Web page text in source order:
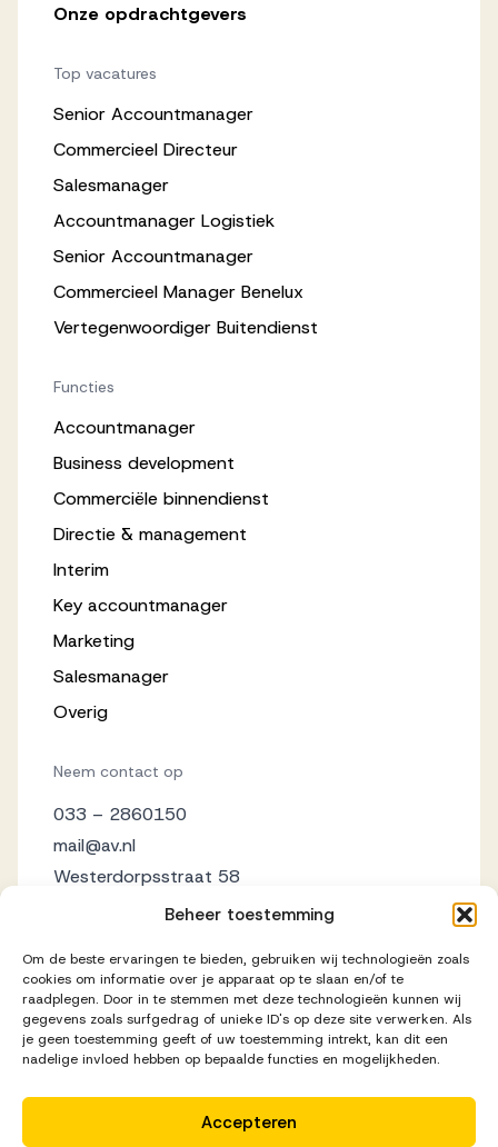
Beheer toestemming
Om de beste ervaringen te bieden, gebruiken wij technologieën zoals
cookies om informatie over je apparaat op te slaan en/of te
raadplegen. Door in te stemmen met deze technologieën kunnen wij
gegevens zoals surfgedrag of unieke ID's op deze site verwerken. Als
je geen toestemming geeft of uw toestemming intrekt, kan dit een
nadelige invloed hebben op bepaalde functies en mogelijkheden.
Accepteren
Onze opdrachtgevers
Top vacatures
Senior Accountmanager
Commercieel Directeur
Salesmanager
Accountmanager Logistiek
Senior Accountmanager
Commercieel Manager Benelux
Vertegenwoordiger Buitendienst
Functies
Accountmanager
Business development
Commerciële binnendienst
Directie & management
Interim
Key accountmanager
Marketing
Salesmanager
Overig
Neem contact op
033 – 2860150
mail@av.nl
Westerdorpsstraat 58
3871 AZ Hoevelaken